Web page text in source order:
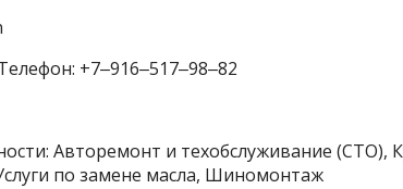
+7‒916‒517‒98‒82
Авторемонт и техобслуживание (СТО),
по замене масла, Шиномонтаж